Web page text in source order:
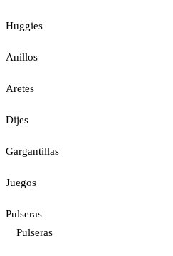
Huggies
Anillos
Aretes
Dijes
Gargantillas
Juegos
Pulseras
Pulseras